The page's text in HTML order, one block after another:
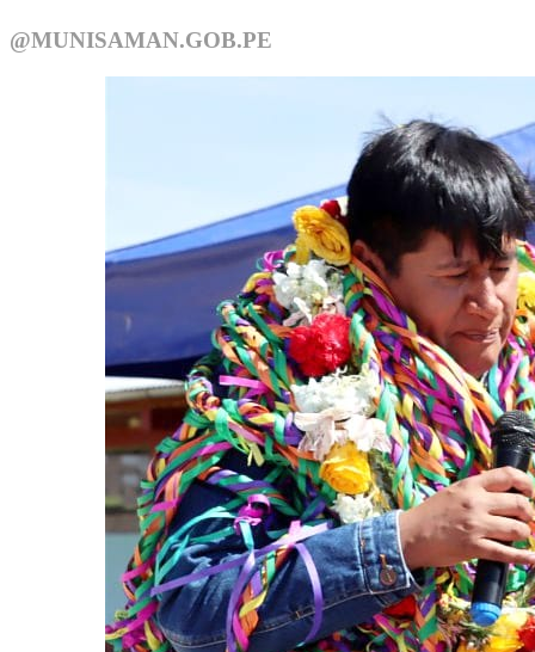
@MUNISAMAN.GOB.PE